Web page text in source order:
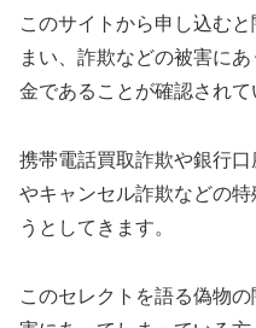
このサイトから申し込む
まい、詐欺などの被害に
金であることが確認されて
携帯電話買取詐欺や銀行
やキャンセル詐欺などの
うとしてきます。
このセレクト を語る偽物